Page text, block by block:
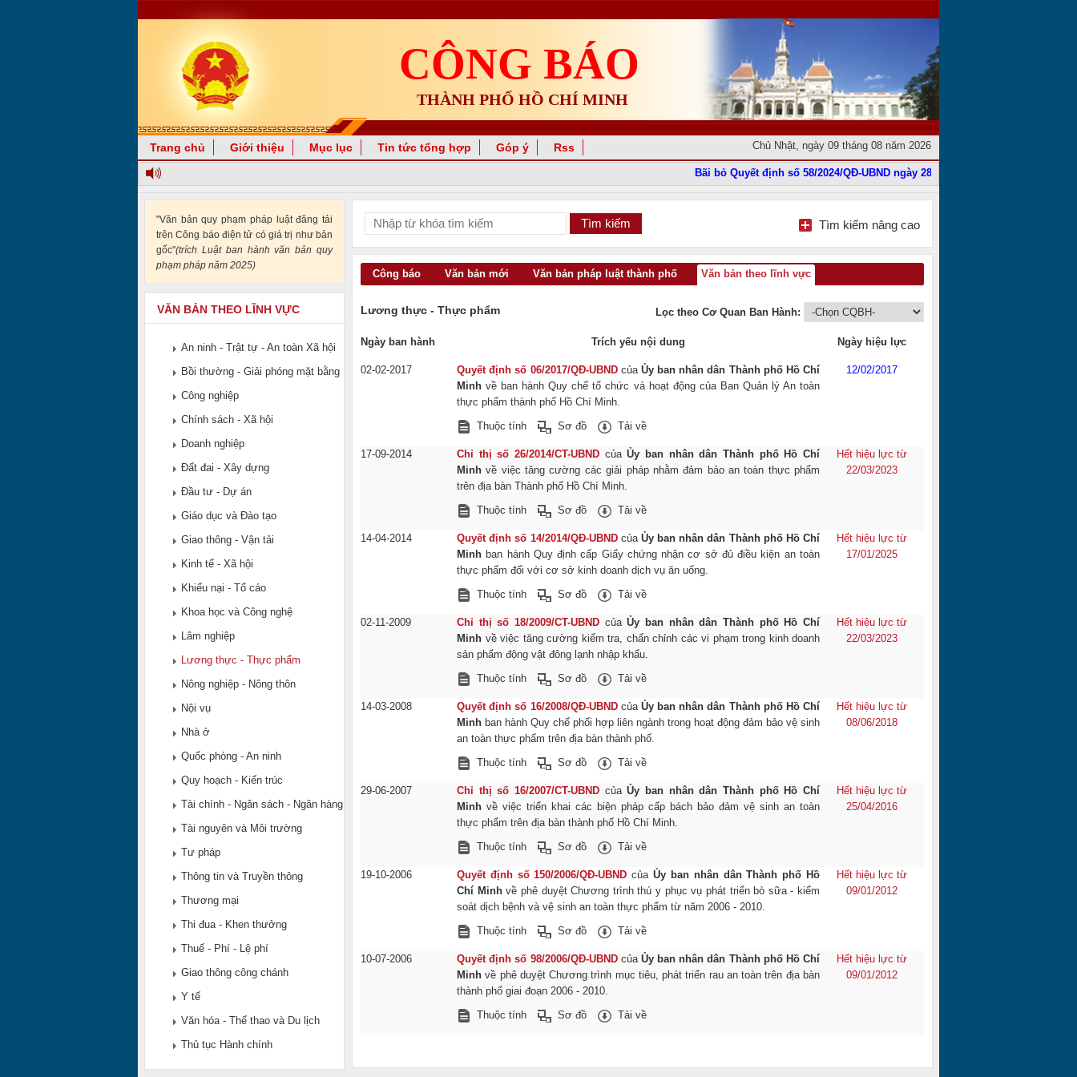
CÔNG BÁO
THÀNH PHỐ HỒ CHÍ MINH
Chủ Nhật, ngày 09 tháng 08 năm 2026
Trang chủ Giới thiệu Mục lục Tin tức tổng hợp Góp ý Rss
Bãi bỏ Quyết định số 58/2024/QĐ-UBND ngày 28 tháng 11 năm 2024
"Văn bản quy phạm pháp luật đăng tải
trên Công báo điện tử có giá trị như bản
gốc"(trích Luật ban hành văn bản quy
phạm pháp năm 2025)
VĂN BẢN THEO LĨNH VỰC
An ninh - Trật tự - An toàn Xã hội
Bồi thường - Giải phóng mặt bằng
Công nghiệp
Chính sách - Xã hội
Doanh nghiệp
Đất đai - Xây dựng
Đầu tư - Dự án
Giáo dục và Đào tạo
Giao thông - Vận tải
Kinh tế - Xã hội
Khiếu nại - Tố cáo
Khoa học và Công nghệ
Lâm nghiệp
Lương thực - Thực phẩm
Nông nghiệp - Nông thôn
Nội vụ
Nhà ở
Quốc phòng - An ninh
Quy hoạch - Kiến trúc
Tài chính - Ngân sách - Ngân hàng
Tài nguyên và Môi trường
Tư pháp
Thông tin và Truyền thông
Thương mại
Thi đua - Khen thưởng
Thuế - Phí - Lệ phí
Giao thông công chánh
Y tế
Văn hóa - Thể thao và Du lịch
Thủ tục Hành chính
Tìm kiếm nâng cao
Công báo Văn bản mới Văn bản pháp luật thành phố Văn bản theo lĩnh vực
Lương thực - Thực phẩm Lọc theo Cơ Quan Ban Hành:
Ngày ban hành Trích yếu nội dung Ngày hiệu lực
02-02-2017 Quyết định số 06/2017/QĐ-UBNDcủa Ủy ban nhân dân Thành phố Hồ Chí
Minh về ban hành Quy chế tổ chức và hoạt động của Ban Quản lý An toàn
thực phẩm thành phố Hồ Chí Minh.
Thuộc tính
Sơ đồ Tải về
12/02/2017
17-09-2014 Chỉ thị số 26/2014/CT-UBND củaỦy ban nhân dân Thành phố Hồ Chí
Minh về việc tăng cường các giải pháp nhằm đảm bảo an toàn thực phẩm
trên địa bàn Thành phố Hồ Chí Minh.
Thuộc tính
Sơ đồ Tải về
Hết hiệu lực từ
22/03/2023
14-04-2014 Quyết định số 14/2014/QĐ-UBNDcủa Ủy ban nhân dân Thành phố Hồ Chí
Minh ban hành Quy định cấp Giấy chứng nhận cơ sở đủ điều kiện an toàn
thực phấm đối với cơ sở kinh doanh dịch vụ ăn uống.
Thuộc tính
Sơ đồ Tải về
Hết hiệu lực từ
17/01/2025
02-11-2009 Chỉ thị số 18/2009/CT-UBND củaỦy ban nhân dân Thành phố Hồ Chí
Minh về việc tăng cường kiểm tra, chấn chỉnh các vi phạm trong kinh doanh
sản phẩm động vật đông lạnh nhập khẩu.
Thuộc tính
Sơ đồ Tải về
Hết hiệu lực từ
22/03/2023
14-03-2008 Quyết định số 16/2008/QĐ-UBNDcủa Ủy ban nhân dân Thành phố Hồ Chí
Minh ban hành Quy chế phối hợp liên ngành trong hoạt động đảm bảo vệ sinh
an toàn thực phẩm trên địa bàn thành phố.
Thuộc tính
Sơ đồ Tải về
Hết hiệu lực từ
08/06/2018
29-06-2007 Chỉ thị số 16/2007/CT-UBND củaỦy ban nhân dân Thành phố Hồ Chí
Minh về việc triển khai các biện pháp cấp bách bảo đảm vệ sinh an toàn
thực phẩm trên địa bàn thành phố Hồ Chí Minh.
Thuộc tính
Sơ đồ Tải về
Hết hiệu lực từ
25/04/2016
19-10-2006 Quyết định số 150/2006/QĐ-UBND củaỦy ban nhân dân Thành phố Hồ
Chí Minhvề phê duyệt Chương trình thú y phục vụ phát triển bò sữa - kiểm
soát dịch bệnh và vệ sinh an toàn thực phẩm từ năm 2006 - 2010.
Thuộc tính
Sơ đồ Tải về
Hết hiệu lực từ
09/01/2012
10-07-2006 Quyết định số 98/2006/QĐ-UBNDcủa Ủy ban nhân dân Thành phố Hồ Chí
Minh về phê duyệt Chương trình mục tiêu, phát triển rau an toàn trên địa bàn
thành phố giai đoạn 2006 - 2010.
Thuộc tính
Sơ đồ Tải về
Hết hiệu lực từ
09/01/2012